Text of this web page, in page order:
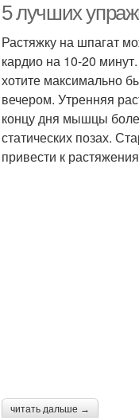
5 лучших
Растяжку на шпагат
кардио на 10-20
хотите максимально
вечером. Утренняя
концу дня мышцы
статических позах.
привести к
читать дальше →